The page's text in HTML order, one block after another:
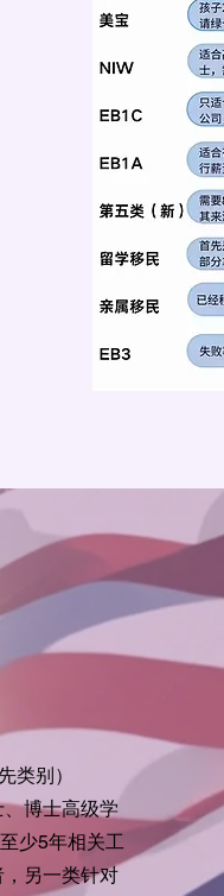
类别）
博士高级学
少5年相关工
另一类针对